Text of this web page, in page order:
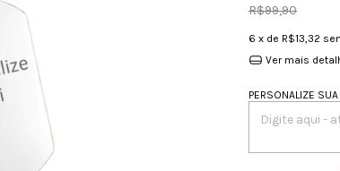
R$99,90
6 x de R$13,32
Ver mais
PERSONALIZE SUA